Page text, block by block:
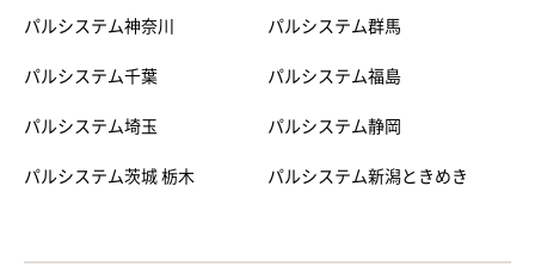
パルシステム神奈川
パルシステム千葉
パルシステム埼玉
パルシステム茨城 栃木
パルシステム群馬
パルシステム福島
パルシステム静岡
パルシステム新潟ときめき